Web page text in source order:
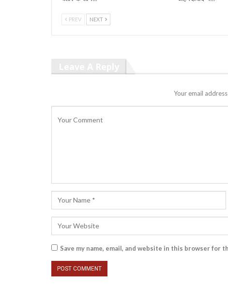
PREV NEXT
Your email
Save my name, email, and website in this browser for